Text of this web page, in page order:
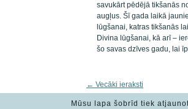
savukārt pēdējā tikšanās
augļus. Šī gada laikā
lūgšanai, katras tikšanās
Divina lūgšanai, kā arī –
šo savas dzīves gadu, lai
← Vecāki ieraksti
Mūsu lapa šobrīd tiek